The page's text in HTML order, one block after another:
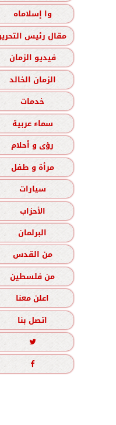
وا إسلاماه
مقال رئيس
فيديو الزمان
الزمان الخالد
خدمات
سماء عربية
رؤى و أحلام
مرأة و طفل
سيارات
الأحزاب
البرلمان
من القدس
من فلسطين
اعلن معنا
اتصل بنا


جميع